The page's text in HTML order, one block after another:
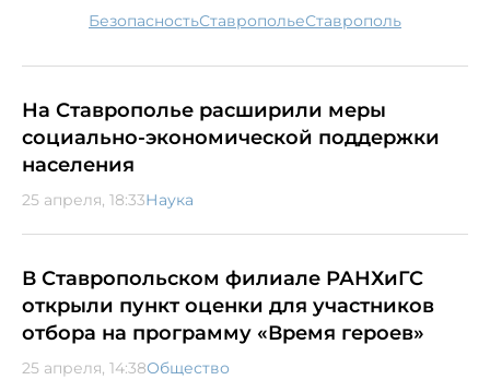
безопасность Ставрополье Ставрополь
На Ставрополье расширили меры
социально-экономической поддержки
населения
25 апреля, 18:33Наука
В Ставропольском филиале РАНХиГС
открыли пункт оценки для участников
отбора на программу «Время героев»
25 апреля, 14:38Общество